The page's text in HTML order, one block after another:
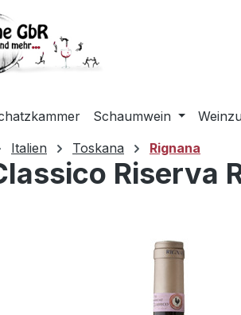
Schaumwein
Italien Toskana Rignana
Riserva